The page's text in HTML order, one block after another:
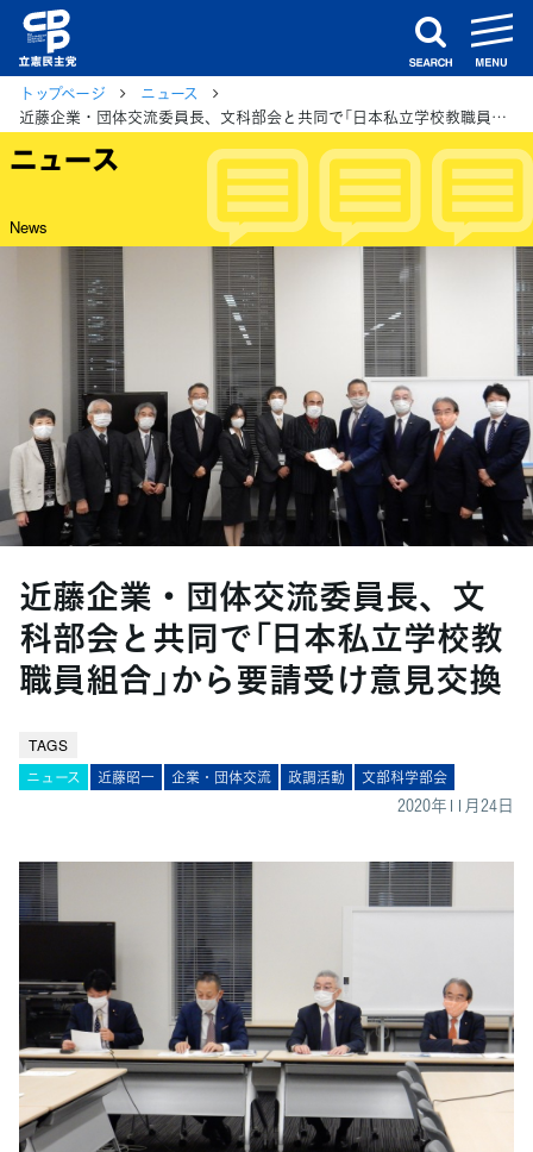
search
トップページ
ニュース
近藤企業・団体交流委員長、文科部会と共同で「日本私立学校教職員組合」から要請受け意見交換
ニュース
News
近藤企業・団体交流委員長、文
科部会と共同で「日本私立学校教
職員組合」から要請受け意見交換
TAGS
ニュース 近藤昭一 企業・団体交流 政調活動 文部科学部会
2020年11月24日